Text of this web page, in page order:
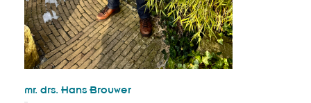
mr. drs. Hans Brouwer